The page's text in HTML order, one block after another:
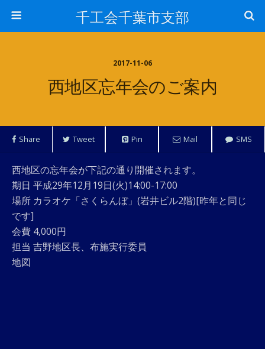
千工会千葉市支部
2017-11-06
西地区忘年会のご案内
Share Tweet Pin Mail SMS
西地区の忘年会が下記の通り開催されます。
期日 平成29年12月19日(火)14:00-17:00
場所 カラオケ「さくらんぼ」(岩井ビル2階)[昨年と同じ
です]
会費 4,000円
担当 吉野地区長、布施実行委員
地図